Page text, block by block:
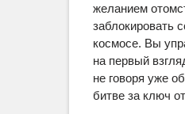
желанием
заблокировать
космосе. Вы
на первый
не говоря уже
битве за ключ